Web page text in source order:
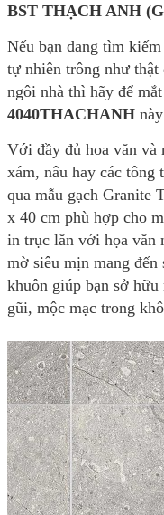
BST THẠCH ANH
Nếu bạn đang tìm
tự nhiên trông như thật
ngôi nhà thì hãy để mắt
4040THACHANH
Với đầy đủ hoa văn và
xám, nâu hay các tông
qua mẫu gạch Granite
x 40 cm phù hợp cho
in trục lăn với họa văn
mờ siêu mịn mang đến
khuôn giúp bạn sở
gũi, mộc mạc trong